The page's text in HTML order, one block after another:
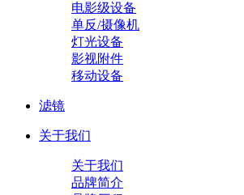
电影级设备
单反/摄像机
灯光设备
影视附件
移动设备
滤镜
关于我们
关于我们
品牌简介